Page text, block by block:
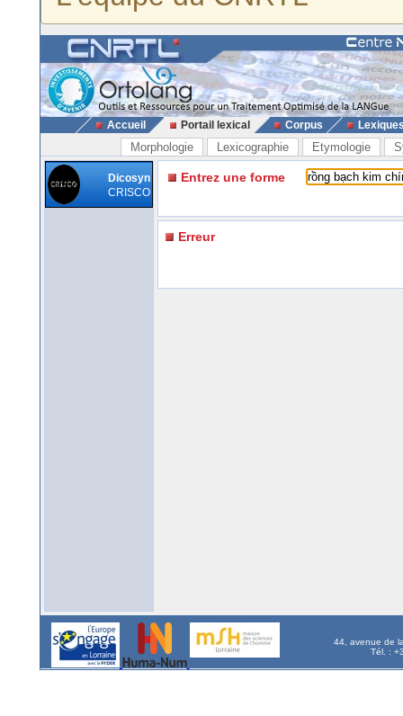
Accueil Portail lexical Corpus
Morphologie Lexicographie Etymologie
Dicosyn
CRISCO
Entrez une forme
Erreur
44, avenue de
Tél. :